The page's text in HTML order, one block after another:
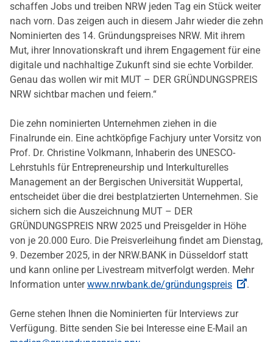
schaffen Jobs und treiben NRW jeden Tag ein Stück weiter
nach vorn. Das zeigen auch in diesem Jahr wieder die zehn
Nominierten des 14. Gründungspreises NRW. Mit ihrem
Mut, ihrer Innovationskraft und ihrem Engagement für eine
digitale und nachhaltige Zukunft sind sie echte Vorbilder.
Genau das wollen wir mit MUT – DER GRÜNDUNGSPREIS
NRW sichtbar machen und feiern.“
Die zehn nominierten Unternehmen ziehen in die
Finalrunde ein. Eine achtköpfige Fachjury unter Vorsitz von
Prof. Dr. Christine Volkmann, Inhaberin des UNESCO-
Lehrstuhls für Entrepreneurship und Interkulturelles
Management an der Bergischen Universität Wuppertal,
entscheidet über die drei bestplatzierten Unternehmen. Sie
sichern sich die Auszeichnung MUT – DER
GRÜNDUNGSPREIS NRW 2025 und Preisgelder in Höhe
von je 20.000 Euro. Die Preisverleihung findet am Dienstag,
9. Dezember 2025, in der NRW.BANK in Düsseldorf statt
und kann online per Livestream mitverfolgt werden. Mehr
Information unterwww.nrwbank.de/gründungspreis .
Gerne stehen Ihnen die Nominierten für Interviews zur
Verfügung. Bitte senden Sie bei Interesse eine E-Mail an